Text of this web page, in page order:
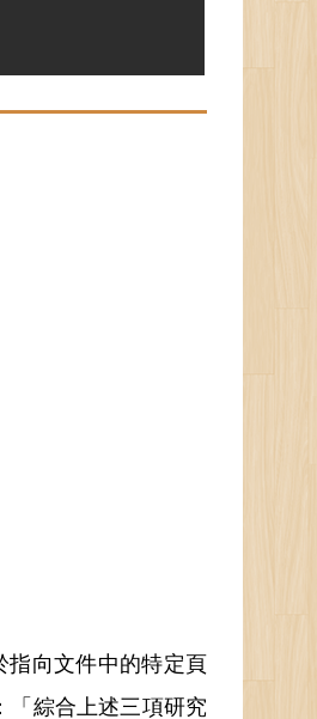
指向文件中的特定頁
「綜合上述三項研究